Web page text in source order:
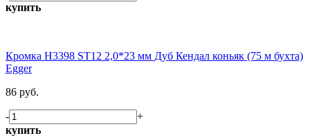
купить
Кромка H3398 ST12 2,0*23 мм Дуб Кендал коньяк (75 м бухта)
Egger
86 руб.
-
+
купить